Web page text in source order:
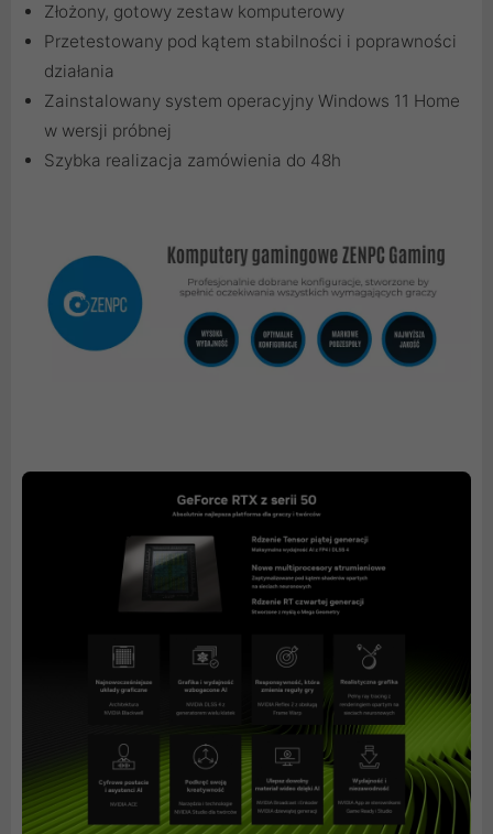
Złożony, gotowy zestaw komputerowy
Przetestowany pod kątem stabilności i poprawności
działania
Zainstalowany system operacyjny Windows 11 Home
w wersji próbnej
Szybka realizacja zamówienia do 48h